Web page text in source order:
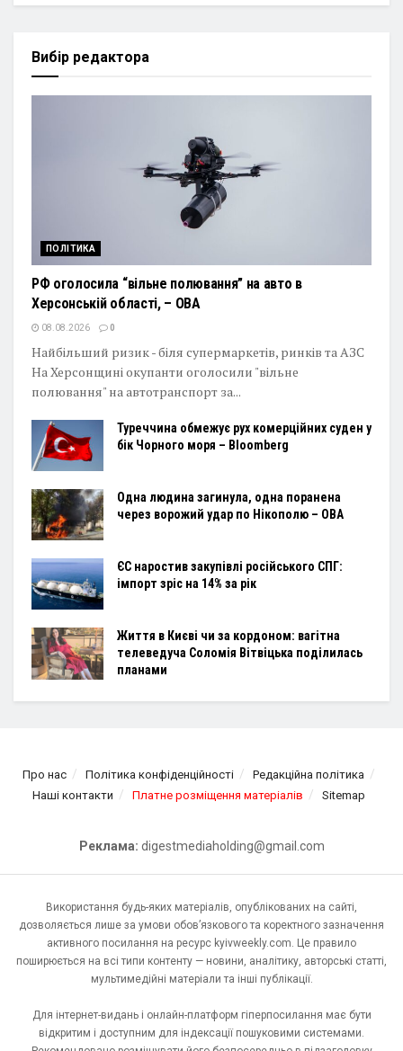
Вибір редактора
ПОЛІТИКА
РФ оголосила “вільне полювання” на авто в
Херсонській області, – ОВА
08.08.2026 0
Найбільший ризик - біля супермаркетів, ринків та АЗС
На Херсонщині окупанти оголосили "вільне
полювання" на автотранспорт за...
Туреччина обмежує рух комерційних суден у
бік Чорного моря – Bloomberg
Одна людина загинула, одна поранена
через ворожий удар по Нікополю – ОВА
ЄС наростив закупівлі російського СПГ:
імпорт зріс на 14% за рік
Життя в Києві чи за кордоном: вагітна
телеведуча Соломія Вітвіцька поділилась
планами
Про нас Політика конфіденційності
Редакційна політика
Наші контакти
Платне розміщення матеріалів Sitemap
Реклама: digestmediaholding@gmail.com
Використання будь-яких матеріалів, опублікованих на сайті,
дозволяється лише за умови обов’язкового та коректного зазначення
активного посилання на ресурс kyivweekly.com. Це правило
поширюється на всі типи контенту — новини, аналітику, авторські статті,
мультимедійні матеріали та інші публікації.
Для інтернет-видань і онлайн-платформ гіперпосилання має бути
відкритим і доступним для індексації пошуковими системами.